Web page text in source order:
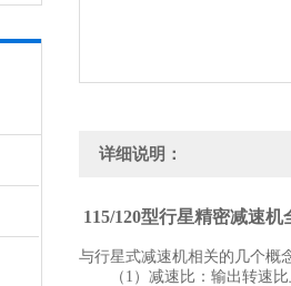
详细说明：
115/120型行星精密减速机
与行星式减速机相关的几个概
（1）减速比：输出转速比